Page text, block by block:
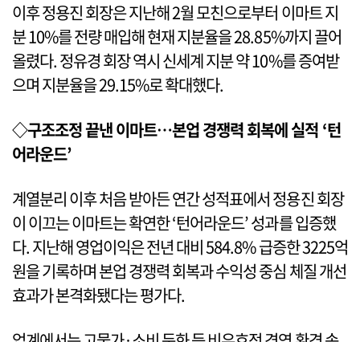
이후 정용진 회장은 지난해 2월 모친으로부터 이마트 지
분 10%를 전량 매입해 현재 지분율을 28.85%까지 끌어
올렸다. 정유경 회장 역시 신세계 지분 약 10%를 증여받
으며 지분율을 29.15%로 확대했다.
◇구조조정 끝낸 이마트…본업 경쟁력 회복에 실적 ‘턴
어라운드’
계열분리 이후 처음 받아든 연간 성적표에서 정용진 회장
이 이끄는 이마트는 확연한 ‘턴어라운드’ 성과를 입증했
다. 지난해 영업이익은 전년 대비 584.8% 급증한 3225억
원을 기록하며 본업 경쟁력 회복과 수익성 중심 체질 개선
효과가 본격화됐다는 평가다.